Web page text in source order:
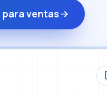
ventas